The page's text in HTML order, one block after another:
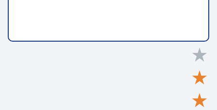
★
★
★